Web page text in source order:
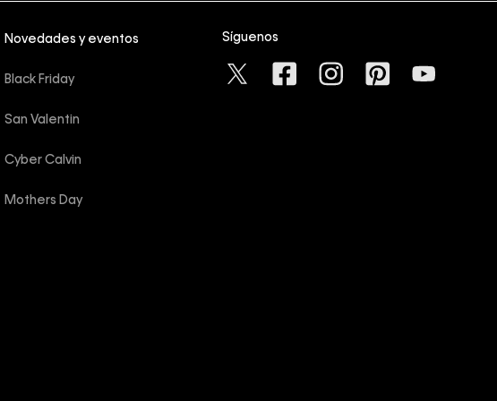
Novedades y eventos
Black Friday
San Valentin
Cyber Calvin
Mothers Day
Síguenos